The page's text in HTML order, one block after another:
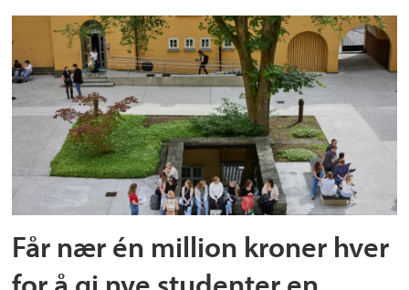
Får nær én million kroner hver